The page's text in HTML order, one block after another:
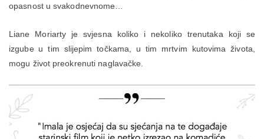
opasnost u svakodnevnome…
Liane Moriarty je svjesna koliko i nekoliko trenutaka koji se
izgube u tim slijepim točkama, u tim mrtvim kutovima života,
mogu život preokrenuti naglavačke.